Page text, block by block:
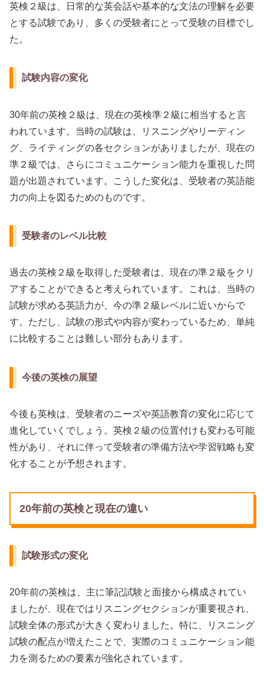
英検２級は、日常的な英会話や基本的な文法の理解を必要
とする試験であり、多くの受験者にとって受験の目標でし
た。
試験内容の変化
30年前の英検２級は、現在の英検準２級に相当すると言
われています。当時の試験は、リスニングやリーディン
グ、ライティングの各セクションがありましたが、現在の
準２級では、さらにコミュニケーション能力を重視した問
題が出題されています。こうした変化は、受験者の英語能
力の向上を図るためのものです。
受験者のレベル比較
過去の英検２級を取得した受験者は、現在の準２級をクリ
アすることができると考えられています。これは、当時の
試験が求める英語力が、今の準２級レベルに近いからで
す。ただし、試験の形式や内容が変わっているため、単純
に比較することは難しい部分もあります。
今後の英検の展望
今後も英検は、受験者のニーズや英語教育の変化に応じて
進化していくでしょう。英検２級の位置付けも変わる可能
性があり、それに伴って受験者の準備方法や学習戦略も変
化することが予想されます。
20年前の英検と現在の違い
試験形式の変化
20年前の英検は、主に筆記試験と面接から構成されてい
ましたが、現在ではリスニングセクションが重要視され、
試験全体の形式が大きく変わりました。特に、リスニング
試験の配点が増えたことで、実際のコミュニケーション能
力を測るための要素が強化されています。